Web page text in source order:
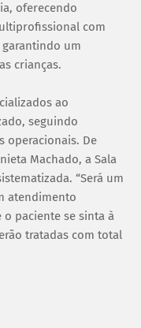
oferecendo
com
garantindo um
crianças.
ao
seguindo
operacionais. De
Machado, a Sala
“Será um
atendimento
paciente se sinta à
tratadas com total